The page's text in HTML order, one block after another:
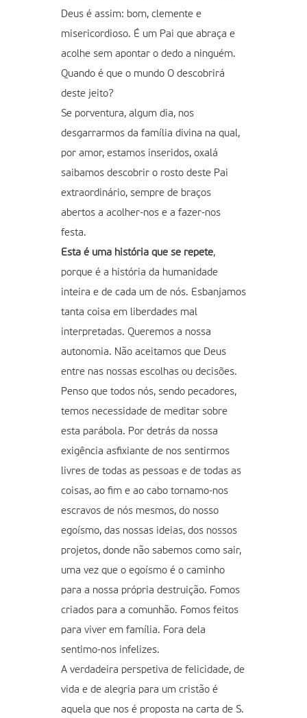
Deus é assim: bom, clemente e
misericordioso. É um Pai que abraça e
acolhe sem apontar o dedo a ninguém.
Quando é que o mundo O descobrirá
deste jeito?
Se porventura, algum dia, nos
desgarrarmos da família divina na qual,
por amor, estamos inseridos, oxalá
saibamos descobrir o rosto deste Pai
extraordinário, sempre de braços
abertos a acolher-nos e a fazer-nos
festa.
Esta é uma história que se repete,
porque é a história da humanidade
inteira e de cada um de nós. Esbanjamos
tanta coisa em liberdades mal
interpretadas. Queremos a nossa
autonomia. Não aceitamos que Deus
entre nas nossas escolhas ou decisões.
Penso que todos nós, sendo pecadores,
temos necessidade de meditar sobre
esta parábola. Por detrás da nossa
exigência asfixiante de nos sentirmos
livres de todas as pessoas e de todas as
coisas, ao fim e ao cabo tornamo-nos
escravos de nós mesmos, do nosso
egoísmo, das nossas ideias, dos nossos
projetos, donde não sabemos como sair,
uma vez que o egoísmo é o caminho
para a nossa própria destruição. Fomos
criados para a comunhão. Fomos feitos
para viver em família. Fora dela
sentimo-nos infelizes.
A verdadeira perspetiva de felicidade, de
vida e de alegria para um cristão é
aquela que nos é proposta na carta de S.